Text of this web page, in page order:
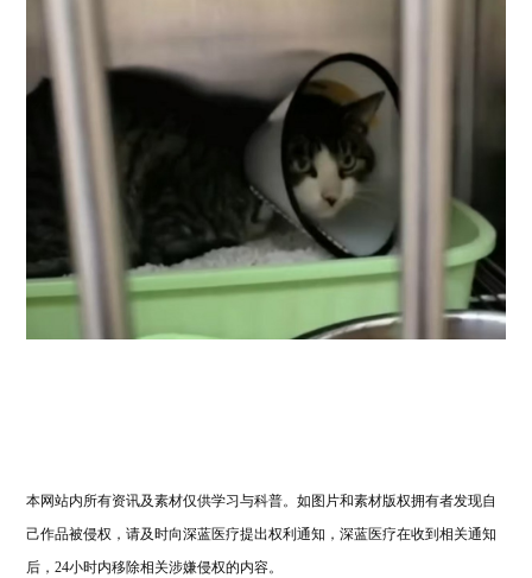
本网站内所有资讯及素材仅供学习与科普。如图片和素材版权拥有者发现自
己作品被侵权，请及时向深蓝医疗提出权利通知，深蓝医疗在收到相关通知
后，24小时内移除相关涉嫌侵权的内容。